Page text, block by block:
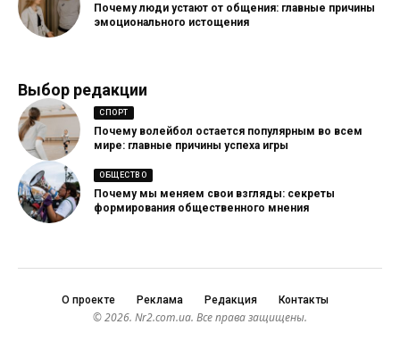
Почему люди устают от общения: главные причины
эмоционального истощения
Выбор редакции
СПОРТ
Почему волейбол остается популярным во всем
мире: главные причины успеха игры
ОБЩЕСТВО
Почему мы меняем свои взгляды: секреты
формирования общественного мнения
О проекте Реклама Редакция Контакты
© 2026. Nr2.com.ua. Все права защищены.